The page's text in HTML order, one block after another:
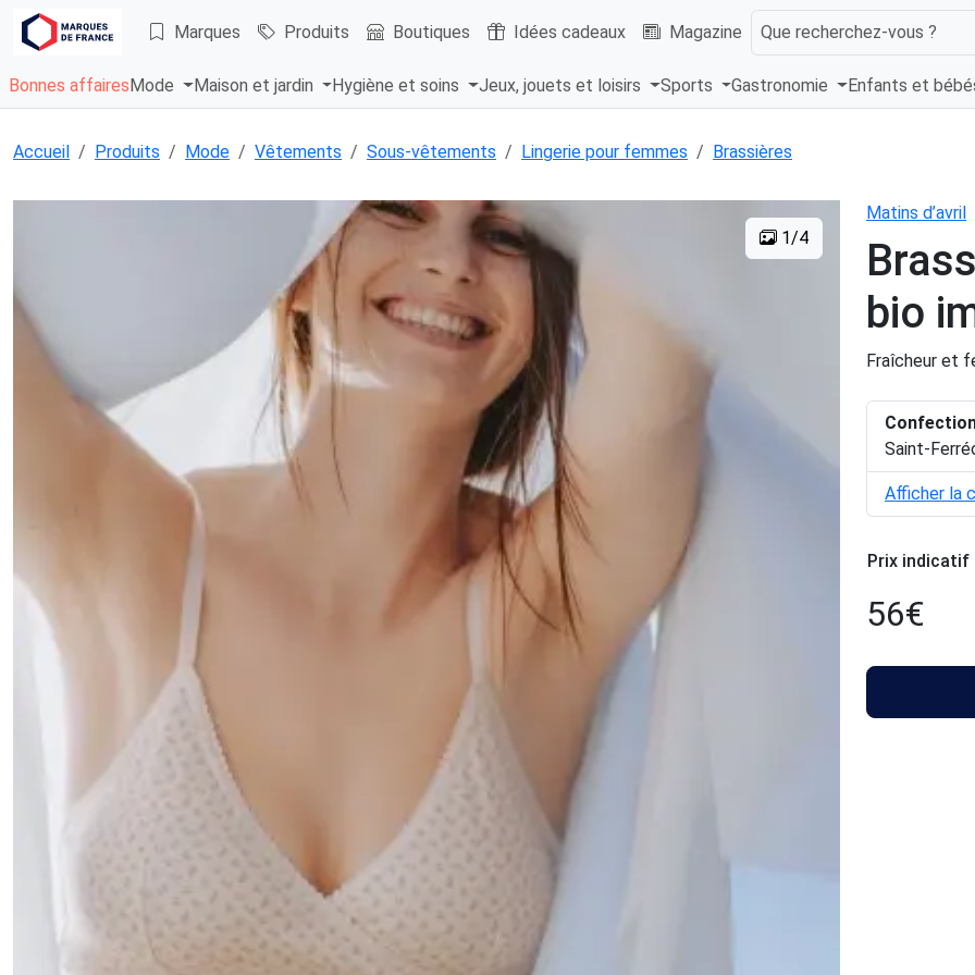
Marques Produits Boutiques Idées cadeaux Magazine Que recherchez-vous ?
Bonnes affaires Mode Maison et jardin Hygiène et soins Jeux, jouets et loisirs Sports Gastronomie Enfants et
Accueil Produits Mode Vêtements Sous-vêtements Lingerie pour femmes Brassières
1/4
Matins d’avril
bio
Fraîcheur et
Saint-
Afficher la
Prix indicatif
56€